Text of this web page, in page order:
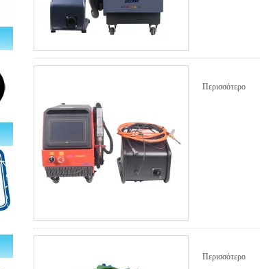
Περισσότερο
Περισσότερο